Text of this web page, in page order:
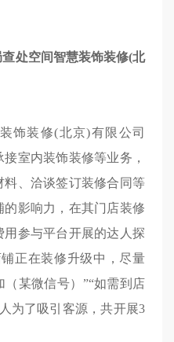
处空间智慧装饰装修(北
饰装修(北京)有限公司
室内装饰装修等业务，
、洽谈签订装修合同等
影响力，在其门店装修
参与平台开展的达人探
正在装修升级中，尽量
某微信号）”“如需到店
为了吸引客源，共开展3